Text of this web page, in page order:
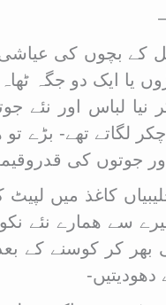
کے بچوں کی عیاشی
یا ایک دو جگہ
نیا لباس اور
لگاتے تھے- بڑے
جوتوں کی
کاغذ میں
سے ھمارے نئے
کر کوسنے کے بعد
دھودیتیں-